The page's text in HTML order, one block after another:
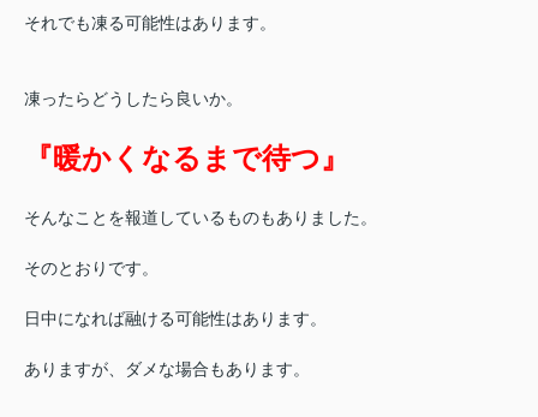
それでも凍る可能性はあります。
凍ったらどうしたら良いか。
『暖かくなるまで待つ』
そんなことを報道しているものもありました。
そのとおりです。
日中になれば融ける可能性はあります。
ありますが、ダメな場合もあります。